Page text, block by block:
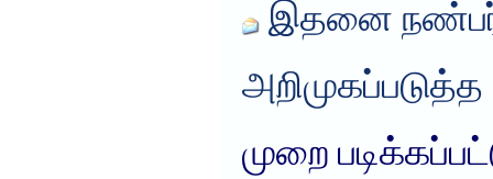
இதனை
அறிமுகப்படுத்த
முறை